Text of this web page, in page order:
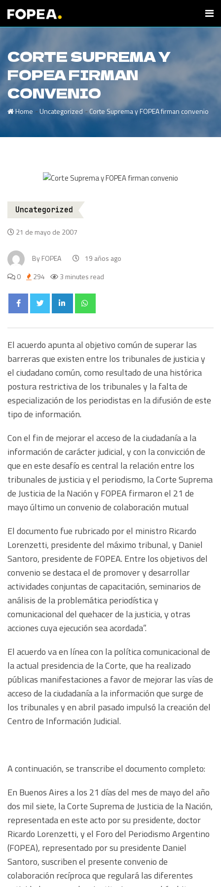
CORTE SUPREMA Y
FOPEA FIRMAN
CONVENIO
Home -Uncategorized-Corte Suprema y FOPEA firman convenio
Uncategorized
21 de mayo de 2007
ByFOPEA
19 años ago
0
294 3 minutes read
El acuerdo apunta al objetivo común de superar las
barreras que existen entre los tribunales de justicia y
el ciudadano común, como resultado de una histórica
postura restrictiva de los tribunales y la falta de
especialización de los periodistas en la difusión de este
tipo de información.
Con el fin de mejorar el acceso de la ciudadanía a la
información de carácter judicial, y con la convicción de
que en este desafío es central la relación entre los
tribunales de justicia y el periodismo, la Corte Suprema
de Justicia de la Nación y FOPEA firmaron el 21 de
mayo último un convenio de colaboración mutual
El documento fue rubricado por el ministro Ricardo
Lorenzetti, presidente del máximo tribunal, y Daniel
Santoro, presidente de FOPEA. Entre los objetivos del
convenio se destaca el de promover y desarrollar
actividades conjuntas de capacitación, seminarios de
análisis de la problemática periodística y
comunicacional del quehacer de la justicia, y otras
acciones cuya ejecución sea acordada”.
El acuerdo va en línea con la política comunicacional de
la actual presidencia de la Corte, que ha realizado
públicas manifestaciones a favor de mejorar las vías de
acceso de la ciudadanía a la información que surge de
los tribunales y en abril pasado impulsó la creación del
Centro de Información Judicial.
A continuación, se transcribe el documento completo:
En Buenos Aires a los 21 días del mes de mayo del año
dos mil siete, la Corte Suprema de Justicia de la Nación,
representada en este acto por su presidente, doctor
Ricardo Lorenzetti, y el Foro del Periodismo Argentino
(FOPEA), representado por su presidente Daniel
Santoro, suscriben el presente convenio de
colaboración recíproca que regulará las diferentes